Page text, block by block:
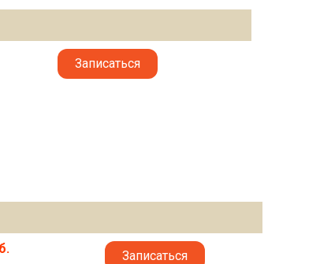
Записаться
Записаться